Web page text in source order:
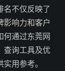
名不仅反映了
影响力和客户
何通过东莞网
查询工具及优
用参考。